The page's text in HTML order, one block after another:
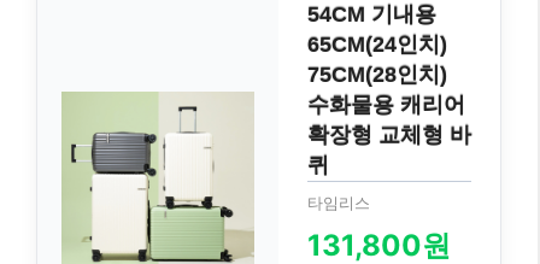
54CM 기내용
65CM(24인치)
75CM(28인치)
수화물용 캐리어
확장형 교체형 바
퀴
타임리스
131,800원